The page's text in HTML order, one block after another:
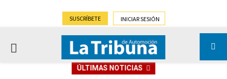
SUSCRÍBETE INICIAR SESIÓN
PRIMARY
ÚLTIMAS NOTICIAS